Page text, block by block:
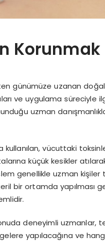
günümüze uzanan
ve uygulama
uzman
vücuttaki
küçük kesikler
genellikle uzman
bir ortamda yapılması
deneyimli uzmanlar,
yapılacağına ve